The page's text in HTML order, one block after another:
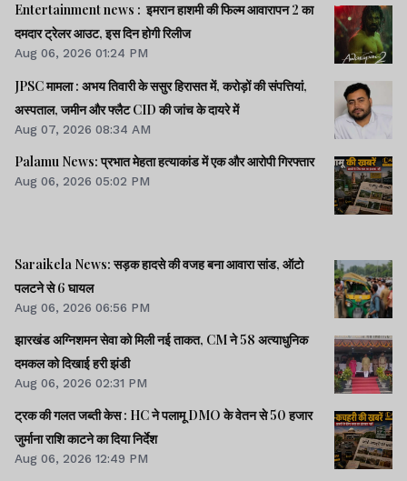
Entertainment news : इमरान हाशमी की फिल्म आवारापन 2 का
दमदार ट्रेलर आउट, इस दिन होगी रिलीज
Aug 06, 2026 01:24 PM
JPSC मामला : अभय तिवारी के ससुर हिरासत में, करोड़ों की संपत्तियां,
अस्पताल, जमीन और फ्लैट CID की जांच के दायरे में
Aug 07, 2026 08:34 AM
Palamu News: प्रभात मेहता हत्याकांड में एक और आरोपी गिरफ्तार
Aug 06, 2026 05:02 PM
Saraikela News: सड़क हादसे की वजह बना आवारा सांड, ऑटो
पलटने से 6 घायल
Aug 06, 2026 06:56 PM
झारखंड अग्निशमन सेवा को मिली नई ताकत, CM ने 58 अत्याधुनिक
दमकल को दिखाई हरी झंडी
Aug 06, 2026 02:31 PM
ट्रक की गलत जब्ती केस : HC ने पलामू DMO के वेतन से 50 हजार
जुर्माना राशि काटने का दिया निर्देश
Aug 06, 2026 12:49 PM